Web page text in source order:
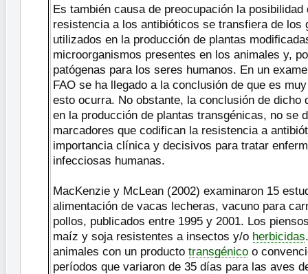
Es también causa de preocupación la posibilidad
resistencia a los antibióticos se transfiera de los
utilizados en la producción de plantas
microorganismos presentes en los animales y,
patógenas para los seres humanos. En un
FAO se ha llegado a la conclusión de que es
esto ocurra. No obstante, la conclusión de dicho
en la producción de plantas transgénicas, no se
marcadores que codifican la resistencia a
importancia clínica y decisivos para tratar
infecciosas humanas.
MacKenzie y McLean (2002) examinaron 15
alimentación de vacas lecheras, vacuno para
pollos, publicados entre 1995 y 2001. Los
maíz y soja resistentes a insectos y/o herbicidas
animales con un producto transgénico o
períodos que variaron de 35 días para las aves